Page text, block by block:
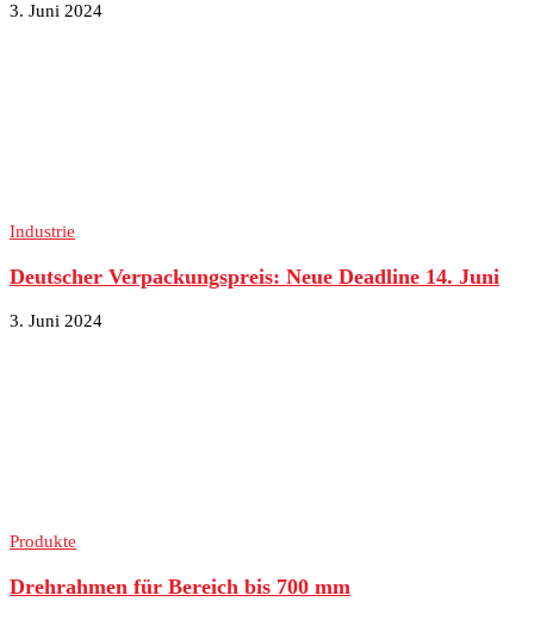
3. Juni 2024
Industrie
Deutscher Verpackungspreis: Neue Deadline 14. Juni
3. Juni 2024
Produkte
Drehrahmen für Bereich bis 700 mm